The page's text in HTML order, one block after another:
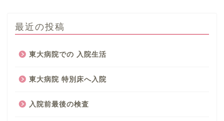
最近の投稿
東大病院での 入院生活
東大病院 特別床へ入院
入院前最後の検査